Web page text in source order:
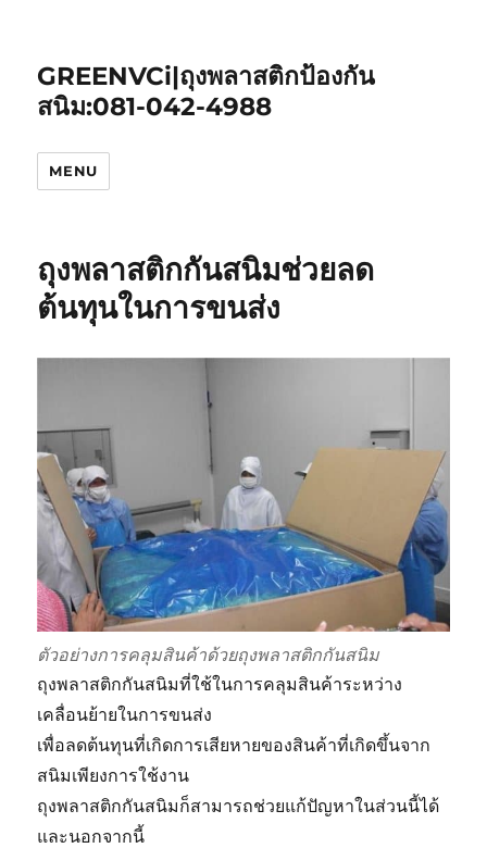
GREENVCi|ถุงพลาสติกป้องกัน
สนิม:081-042-4988
MENU
ถุงพลาสติกกันสนิมช่วยลด
ต้นทุนในการขนส่ง
ตัวอย่างการคลุมสินค้าด้วยถุงพลาสติกกันสนิม
ถุงพลาสติกกันสนิมที่ใช้ในการคลุมสินค้าระหว่าง
เคลื่อนย้ายในการขนส่ง
เพื่อลดต้นทุนที่เกิดการเสียหายของสินค้าที่เกิดขึ้นจาก
สนิมเพียงการใช้งาน
ถุงพลาสติกกันสนิมก็สามารถช่วยแก้ปัญหาในส่วนนี้ได้
และนอกจากนี้